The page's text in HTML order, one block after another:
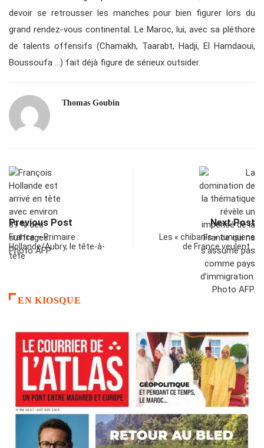
devoir se retrousser les manches pour bien figurer lors du
grand rendez-vous continental. Le Maroc, lui, avec sa pléthore
de talents offensifs (Chamakh, Taarabt, Hadji, El Hamdaoui,
Boussoufa …) fait déjà figure de sérieux outsider.
Thomas Goubin
Previous Post
France – Primaire :
Hollande/Aubry, le tête-à-
tête
Next Post
Les « chibanis » tunisiens
de France veulent…
EN KIOSQUE